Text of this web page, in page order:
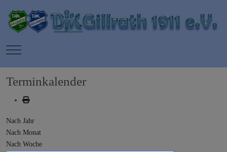
Mobile Menu Toggle
Terminkalender
Nach Jahr
Nach Monat
Nach Woche